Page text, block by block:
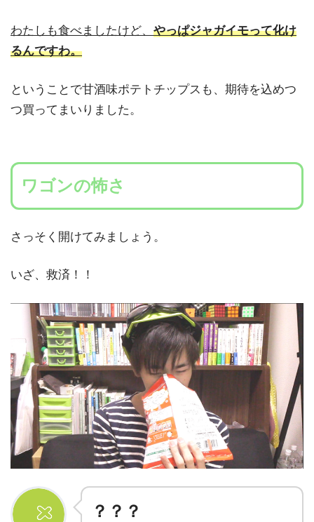
わたしも食べましたけど、 やっぱジャガイモって化け
るんですわ。
ということで甘酒味ポテトチップスも、期待を込めつ
つ買ってまいりました。
ワゴンの怖さ
さっそく開けてみましょう。
いざ、救済！！
？？？